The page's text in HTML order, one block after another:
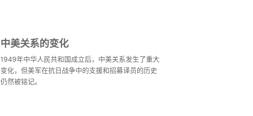
中美关系的变化
1949年中华人民共和国成立后，中美关系发生了重大
变化，但美军在抗日战争中的支援和招募译员的历史
仍然被铭记。